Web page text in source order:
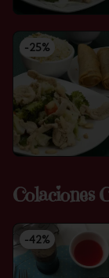
-25%
Colaciones
-42%